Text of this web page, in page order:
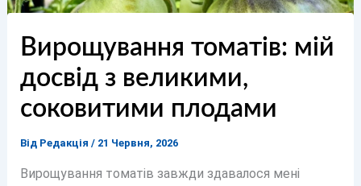
Вирощування томатів: мій
досвід з великими,
соковитими плодами
Від Редакція / 21 Червня, 2026
Вирощування томатів завжди здавалося мені